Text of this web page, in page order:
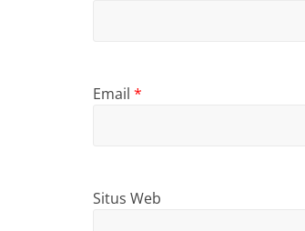
Email *
Situs Web